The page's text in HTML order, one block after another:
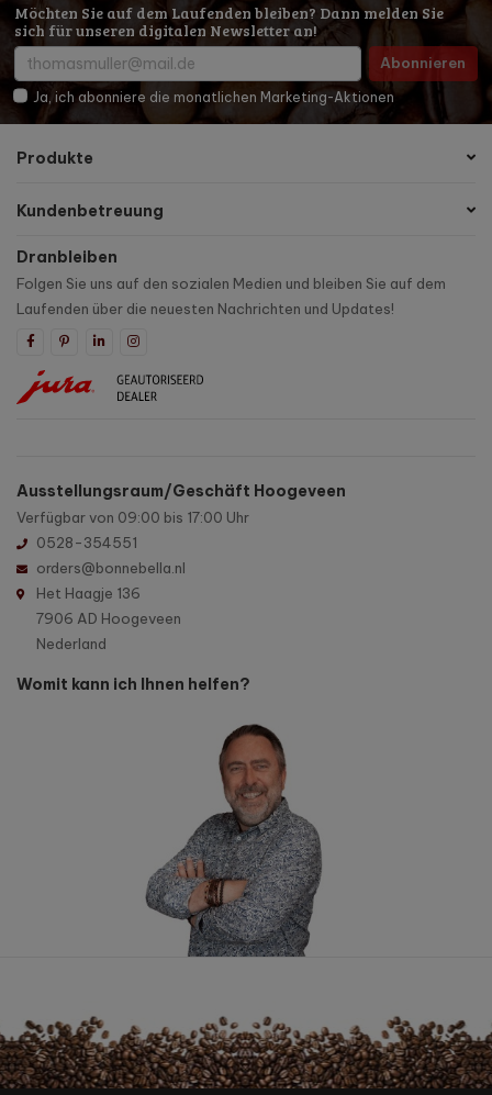
Möchten Sie auf dem Laufenden bleiben? Dann melden Sie
sich für unseren digitalen Newsletter an!
Abonnieren
Ja, ich abonniere die monatlichen Marketing-Aktionen
Produkte
Kundenbetreuung
Dranbleiben
Folgen Sie uns auf den sozialen Medien und bleiben Sie auf dem
Laufenden über die neuesten Nachrichten und Updates!
Ausstellungsraum/Geschäft Hoogeveen
Verfügbar von 09:00 bis 17:00 Uhr
0528-354551
orders@bonnebella.nl
Het Haagje 136
7906 AD Hoogeveen
Nederland
Womit kann ich Ihnen helfen?